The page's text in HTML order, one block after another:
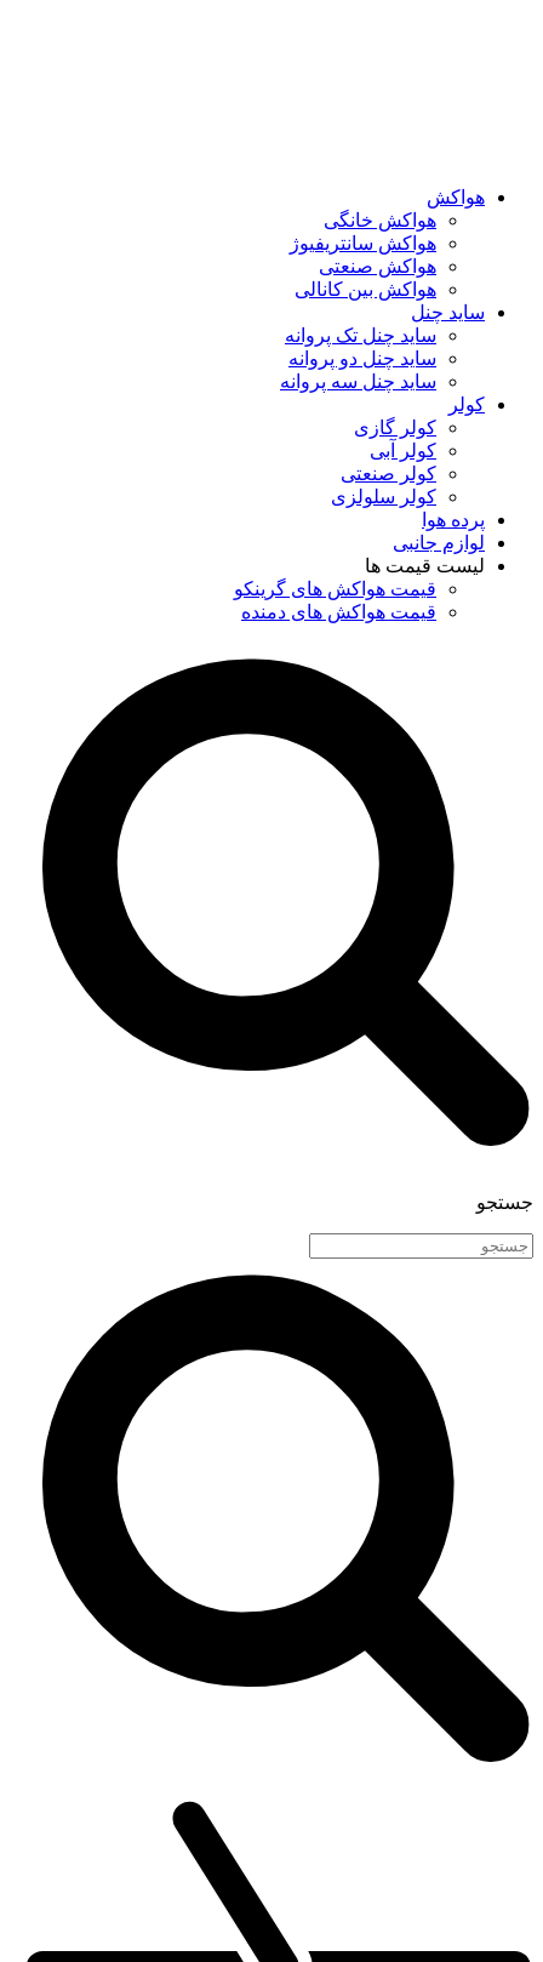
هواکش
هواکش خانگی
هواکش سانتریفیوژ
هواکش صنعتی
هواکش بین کانالی
ساید چنل
ساید چنل تک پروانه
ساید چنل دو پروانه
ساید چنل سه پروانه
کولر
کولر گازی
کولر آبی
کولر صنعتی
کولر سلولزی
پرده هوا
لوازم جانبی
لیست قیمت ها
قیمت هواکش های گرینکو
قیمت هواکش های دمنده
جستجو